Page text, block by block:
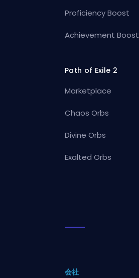
Proficiency Boost
Achievement Boost
Path of Exile 2
Marketplace
Chaos Orbs
Divine Orbs
Exalted Orbs
会社